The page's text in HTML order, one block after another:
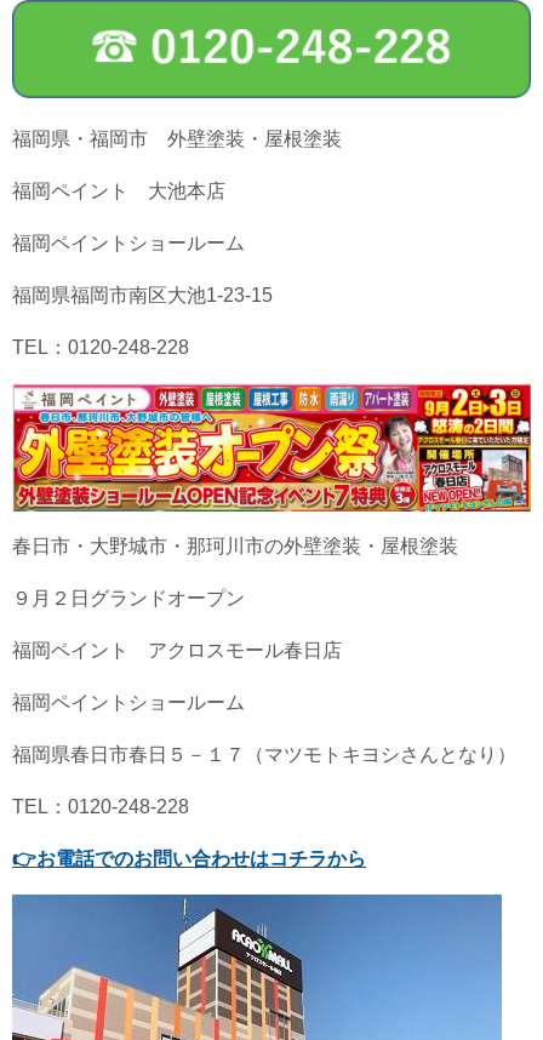
福岡県・福岡市 外壁塗装・屋根塗装
福岡ペイント 大池本店
福岡ペイントショールーム
福岡県福岡市南区大池1-23-15
TEL：0120-248-228
春日市・大野城市・那珂川市の外壁塗装・屋根塗装
９月２日グランドオープン
福岡ペイント アクロスモール春日店
福岡ペイントショールーム
福岡県春日市春日５－１７（マツモトキヨシさんとなり）
TEL：0120-248-228
👉お電話でのお問い合わせはコチラから